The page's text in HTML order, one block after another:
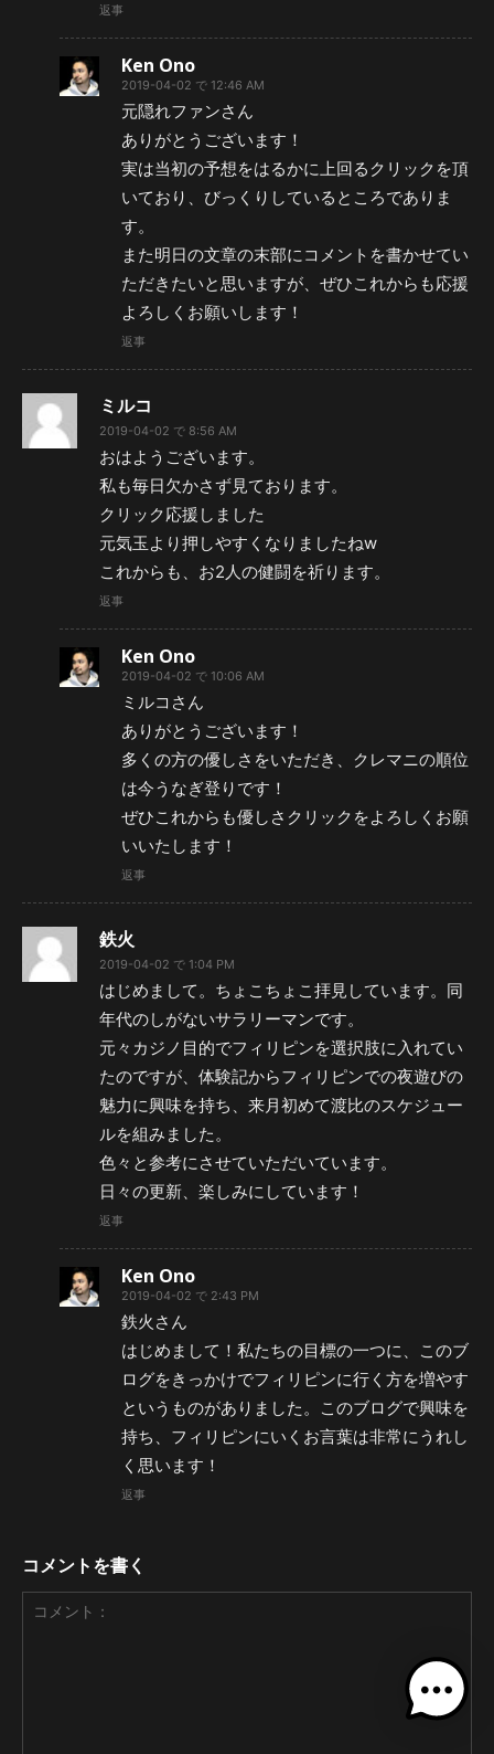
返事
Ken Ono
2019-04-02 で 12:46 AM
元隠れファンさん
ありがとうございます！
実は当初の予想をはるかに上回るクリックを頂
いており、びっくりしているところでありま
す。
また明日の文章の末部にコメントを書かせてい
ただきたいと思いますが、ぜひこれからも応援
よろしくお願いします！
返事
ミルコ
2019-04-02 で 8:56 AM
おはようございます。
私も毎日欠かさず見ております。
クリック応援しました
元気玉より押しやすくなりましたねw
これからも、お2人の健闘を祈ります。
返事
Ken Ono
2019-04-02 で 10:06 AM
ミルコさん
ありがとうございます！
多くの方の優しさをいただき、クレマニの順位
は今うなぎ登りです！
ぜひこれからも優しさクリックをよろしくお願
いいたします！
返事
鉄火
2019-04-02 で 1:04 PM
はじめまして。ちょこちょこ拝見しています。同
年代のしがないサラリーマンです。
元々カジノ目的でフィリピンを選択肢に入れてい
たのですが、体験記からフィリピンでの夜遊びの
魅力に興味を持ち、来月初めて渡比のスケジュー
ルを組みました。
色々と参考にさせていただいています。
日々の更新、楽しみにしています！
返事
Ken Ono
2019-04-02 で 2:43 PM
鉄火さん
はじめまして！私たちの目標の一つに、このブ
ログをきっかけでフィリピンに行く方を増やす
というものがありました。このブログで興味を
持ち、フィリピンにいくお言葉は非常にうれし
く思います！
返事
コメントを書く